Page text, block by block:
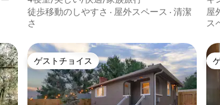
徒歩移動のしやすさ · 屋外スペース · 清潔
さ
ジ
ロ
屋
ス
ゲストチョイス
ゲストチョイス